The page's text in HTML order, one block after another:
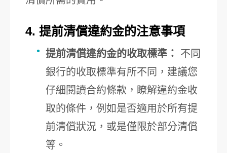
4. 提前清償違約金的注意事項
提前清償違約金的收取標準：
不同
銀行的收取標準有所不同，建議您
仔細閱讀合約條款，瞭解違約金收
取的條件，例如是否適用於所有提
前清償狀況，或是僅限於部分清償
等。